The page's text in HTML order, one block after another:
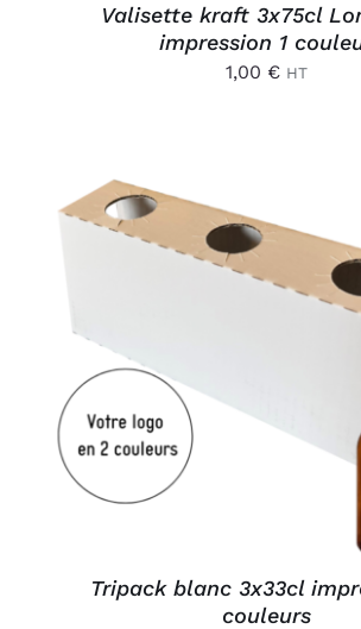
Valisette kraft 3x75cl
impression 1
1,00 € HT
DÉTAILS
Tripack blanc 3x33cl
couleurs